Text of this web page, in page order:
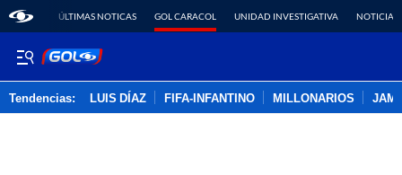
ÚLTIMAS NOTICAS GOL CARACOL UNIDAD INVESTIGATIVA NOTICIAS
Tendencias: LUIS DÍAZ FIFA-INFANTINO MILLONARIOS